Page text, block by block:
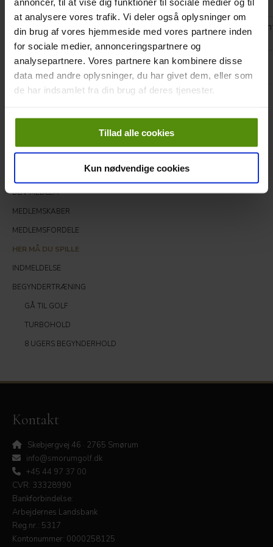
at analysere vores trafik. Vi deler også oplysninger om
din brug af vores hjemmeside med vores partnere inden
for sociale medier, annonceringspartnere og
analysepartnere. Vores partnere kan kombinere disse
data med andre oplysninger, du har givet dem, eller som
de har indsamlet fra din brug af deres tjenester.
Tillad alle cookies
Kun nødvendige cookies
Hverdagsmedlem
X X X
X
Gælder alle hverdage. I weekender kan der spilles mod
de andre baner.
Intermediate
medlem
X
Medlem
BLIV MEDLEM
MEDLEMSKABER
MEDLEMSFORDELE
HER MÅ DU SPILLE
INDMELDELSE
BEGYNDERTRÆNING
GÅ TIL GOLF
TURBOHOLD
8 UGERS BEGYNDERHOLD
Kontakt
Skebjergvej 46 · 2765 Smørum
info@smorumgolf.dk
+45 44 97 37 00
CVR: 33328990
Bankforbindelse:
Arbejdernes Landsbank
Reg.nr.: 5317
Kontonummer: 0000258125